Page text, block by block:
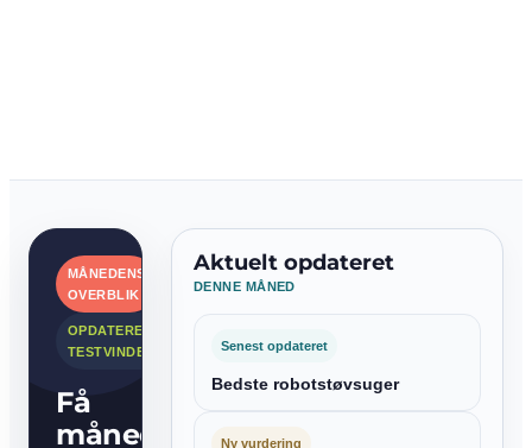
MÅNEDENS
OVERBLIK
OPDATEREDE
TESTVINDERE
Få
månedens
Aktuelt opdateret
DENNE MÅNED
Senest opdateret
Bedste robotstøvsuger
Ny vurdering